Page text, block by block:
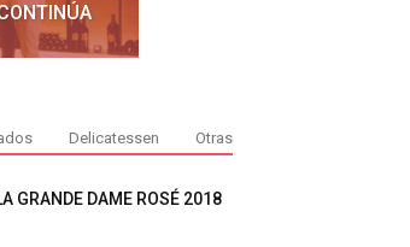
Delicatessen Otras
GRANDE DAME ROSÉ 2018